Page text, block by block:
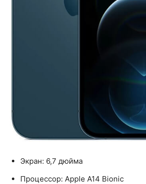
Экран: 6,7 дюйма
Процессор: Apple A14 Bionic